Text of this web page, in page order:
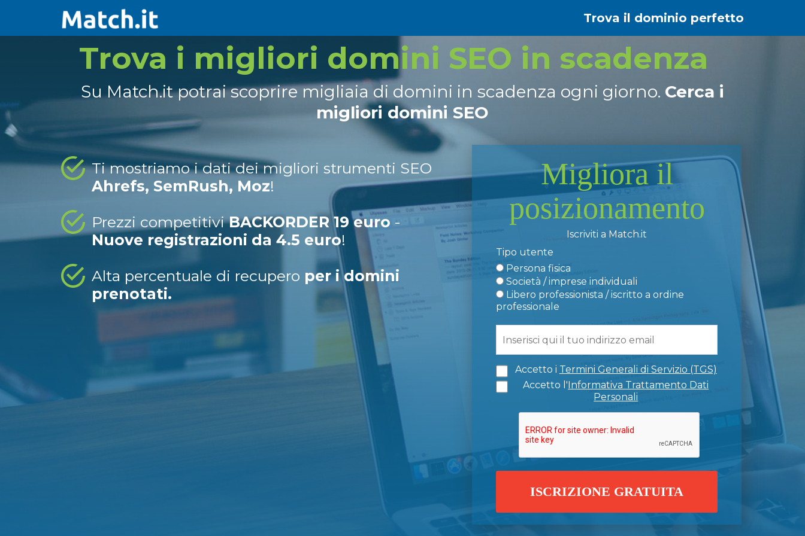
Trova il dominio perfetto
Trova i migliori domini SEO in scadenza
Su Match.it potrai scoprire migliaia di domini in scadenza ogni giorno. Cerca i
migliori domini SEO
Ti mostriamo i dati dei migliori strumenti SEO
Ahrefs, SemRush, Moz!
Prezzi competitiviBACKORDER 19 euro -
Nuove registrazioni da 4.5 euro!
Alta percentuale di recupero per i domini
prenotati.
Migliora il
posizionamento
Iscriviti a Match.it
Tipo utente
Persona fisica
Società / imprese individuali
Libero professionista / iscritto a ordine
professionale
Accetto i Termini Generali di Servizio (TGS)
Accetto l'Informativa Trattamento Dati
Personali